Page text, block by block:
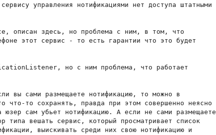
управления нотификациями нет доступа штатными
описан здесь, но проблема с ним, в том, что
этот сервис - то есть гарантии что это будет
но с ним проблема, что работает
вы сами размещаете нотификацию, то можно в
что-то сохранять, правда при этом совершенно неясно
юзер сам убьет нотификацию. А если не сами размещаете
типа вешать сервис, который просматривает список
выискивать среди них свою нотификацию и